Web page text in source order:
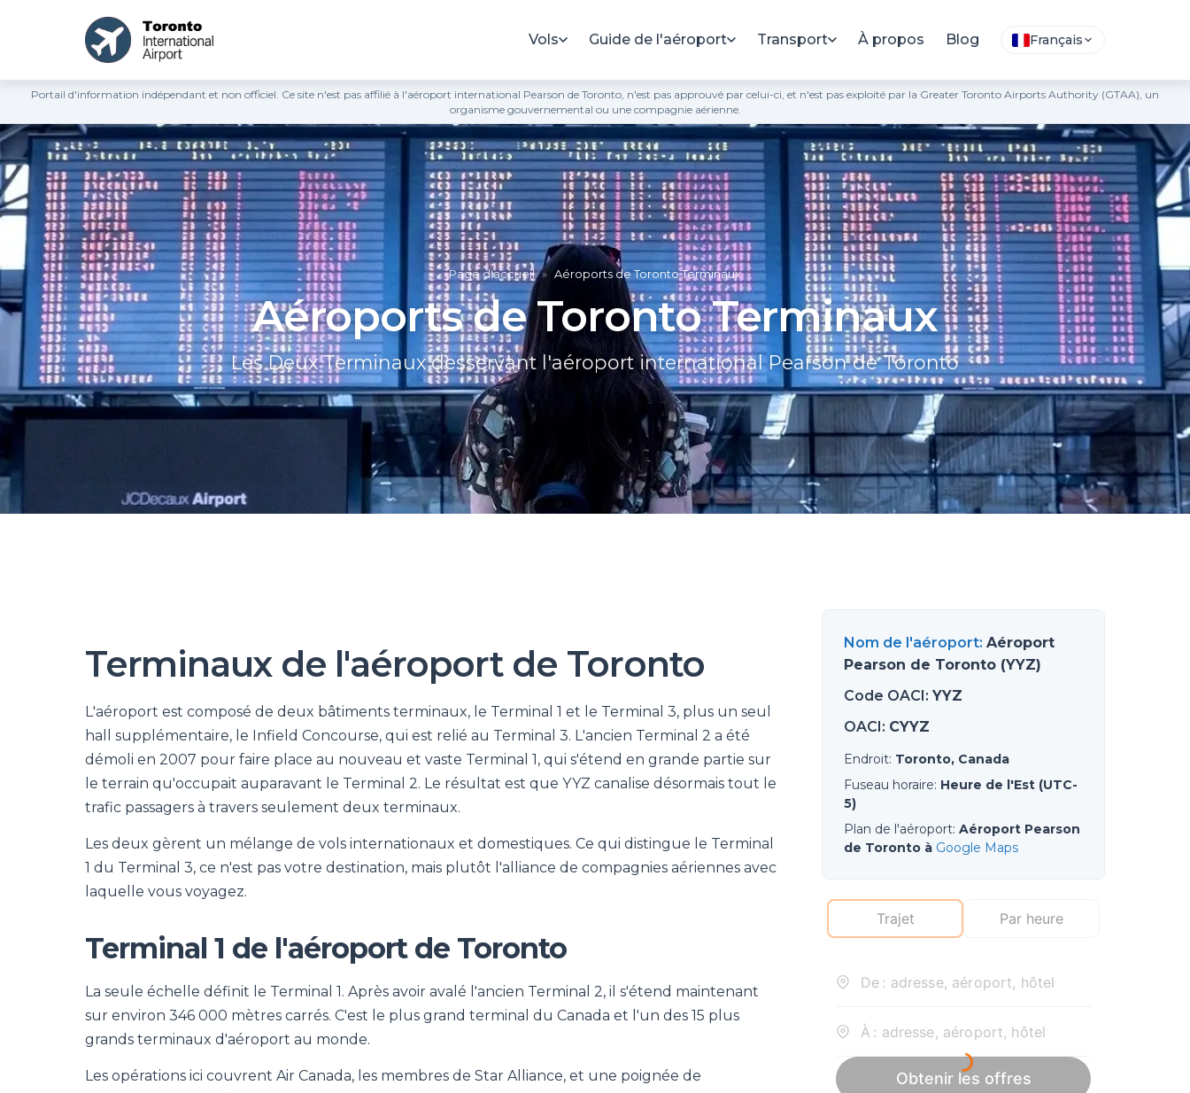
Vols Guide de l'aéroport Transport À propos Blog Français
Portail d'information indépendant et non officiel. Ce site n'est pas affilié à l'aéroport international Pearson de Toronto, n'est pas approuvé par celui-ci, et n'est pas exploité par la Greater Toronto Airports Authority (GTAA), un
organisme gouvernemental ou une compagnie aérienne.
Page d'accueil » Aéroports de Toronto Terminaux
Aéroports de Toronto Terminaux
Les Deux Terminaux desservant l'aéroport international Pearson de Toronto
Terminaux de l'aéroport de Toronto
L'aéroport est composé de deux bâtiments terminaux, le Terminal 1 et le Terminal 3, plus un seul
hall supplémentaire, le Infield Concourse, qui est relié au Terminal 3. L'ancien Terminal 2 a été
démoli en 2007 pour faire place au nouveau et vaste Terminal 1, qui s'étend en grande partie sur
le terrain qu'occupait auparavant le Terminal 2. Le résultat est que YYZ canalise désormais tout le
trafic passagers à travers seulement deux terminaux.
Les deux gèrent un mélange de vols internationaux et domestiques. Ce qui distingue le Terminal
1 du Terminal 3, ce n'est pas votre destination, mais plutôt l'alliance de compagnies aériennes avec
laquelle vous voyagez.
Terminal 1 de l'aéroport de Toronto
La seule échelle définit le Terminal 1. Après avoir avalé l'ancien Terminal 2, il s'étend maintenant
sur environ 346 000 mètres carrés. C'est le plus grand terminal du Canada et l'un des 15 plus
grands terminaux d'aéroport au monde.
Les opérations ici couvrent Air Canada, les membres de Star Alliance, et une poignée de
Nom de l'aéroport: Aéroport
Pearson de Toronto (YYZ)
Code OACI: YYZ
OACI: CYYZ
Endroit: Toronto, Canada
Fuseau horaire: Heure de l'Est (UTC-
5)
Plan de l'aéroport: Aéroport Pearson
de Toronto à Google Maps